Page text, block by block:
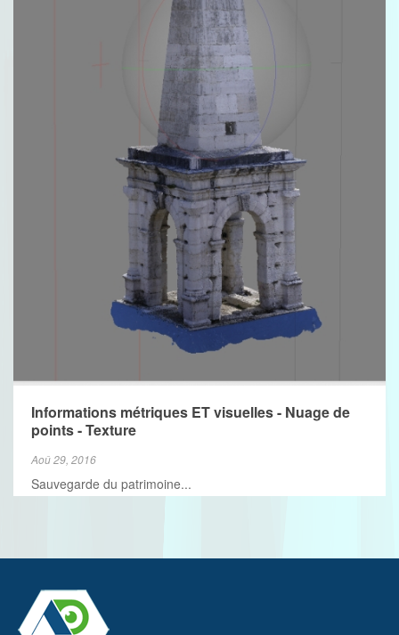
Informations métriques ET visuelles - Nuage de
points - Texture
Aoû 29, 2016
Sauvegarde du patrimoine...